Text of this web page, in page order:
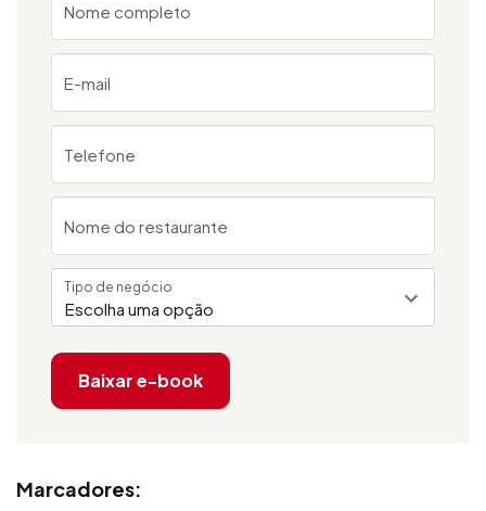
Nome completo
E-mail
Telefone
Nome do restaurante
Escolha uma opção
Tipo de negócio
Baixar e-book
Marcadores: